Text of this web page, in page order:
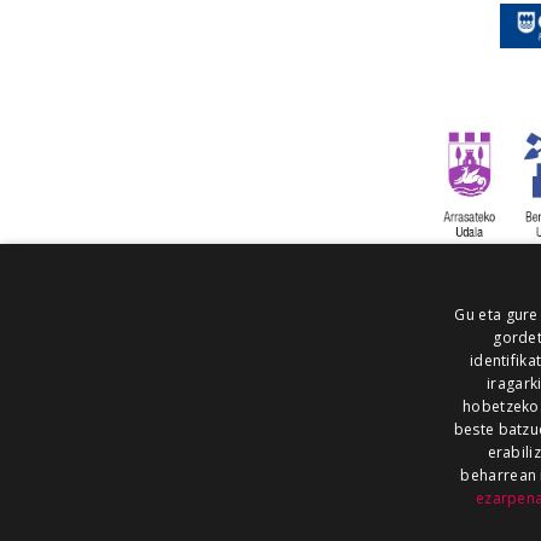
ALEA
Gu eta
hobetzeko.
beste
beharrean